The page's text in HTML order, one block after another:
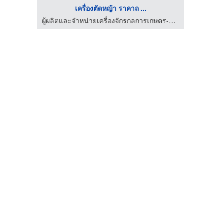
เครื่องตัดหญ้า ราคาถ ...
ผู้ผลิตและจำหน่ายเครื่องจักรกลการเกษตร-ปฏิพงศ์ อินดัสทรี